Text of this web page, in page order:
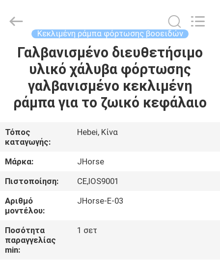
ΣΠΊΤΙ
ΠΡΟΪΌΝΤΑ
ΠΕΡΊΠΟΥ
ΕΜΕΊΣ
ΓΎΡΟΣ
ΕΡΓΟΣΤΑΣΊΩΝ
ΠΟΙΟΤΙΚΌΣ
ΈΛΕΓΧΟΣ
products
Reserved.
Κεκλιμένη ράμπα φόρτωσης βοοειδών
Γαλβανισμένο διευθετήσιμο
υλικό χάλυβα φόρτωσης
γαλβανισμένο κεκλιμένη
ράμπα για το ζωικό κεφάλαιο
Τόπος
καταγωγής:
Hebei, Κίνα
Μάρκα:
JHorse
Πιστοποίηση:
CE,IOS9001
Αριθμό
μοντέλου:
JHorse-E-03
Ποσότητα
παραγγελίας
min:
1 σετ